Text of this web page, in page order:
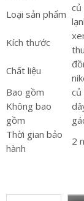
Loại sản phẩm
củ
Kích thước
Chất liệu
Bao gồm
củ
Không bao
gồm
Thời gian bảo
hành
2